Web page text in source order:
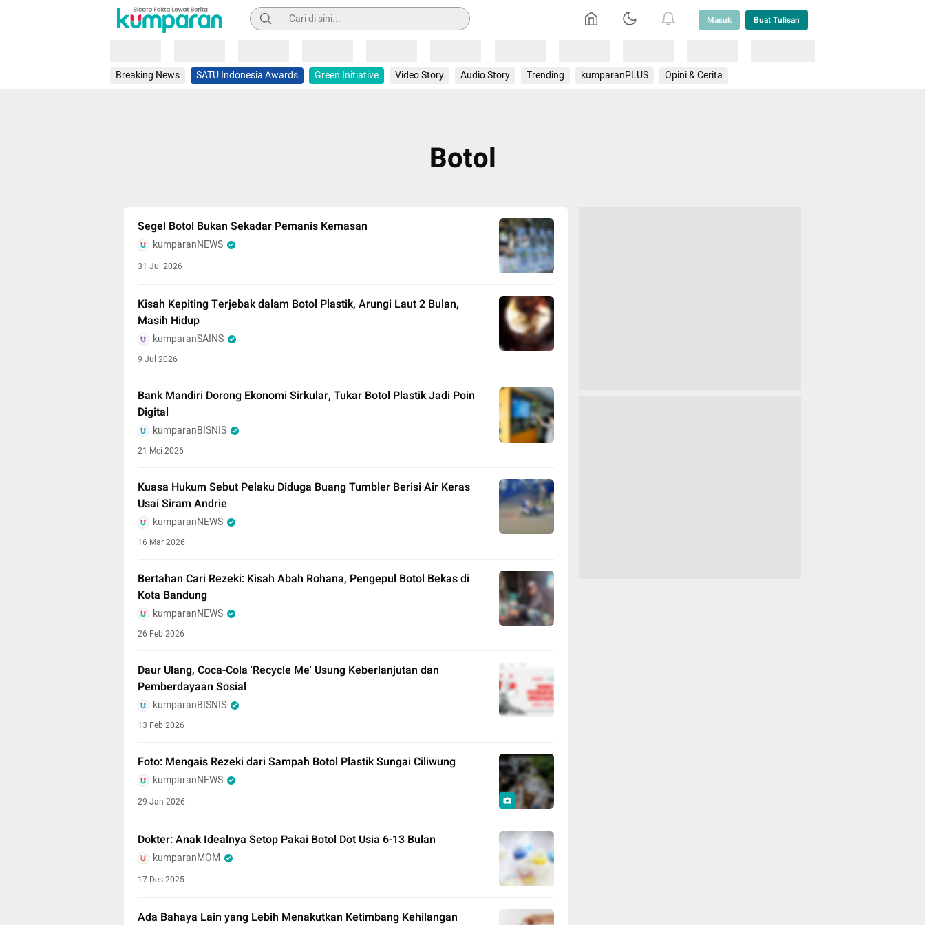
Pencarian Masuk Buat Tulisan
Breaking News SATU Indonesia Awards Green Initiative Video Story Audio Story Trending kumparanPLUS Opini & Cerita
Botol
Segel Botol Bukan Sekadar Pemanis Kemasan
kumparanNEWS
31 Jul 2026
Kisah Kepiting Terjebak dalam Botol Plastik, Arungi Laut 2 Bulan,
Masih Hidup
kumparanSAINS
9 Jul 2026
Bank Mandiri Dorong Ekonomi Sirkular, Tukar Botol Plastik Jadi Poin
Digital
kumparanBISNIS
21 Mei 2026
Kuasa Hukum Sebut Pelaku Diduga Buang Tumbler Berisi Air Keras
Usai Siram Andrie
kumparanNEWS
16 Mar 2026
Bertahan Cari Rezeki: Kisah Abah Rohana, Pengepul Botol Bekas di
Kota Bandung
kumparanNEWS
26 Feb 2026
Daur Ulang, Coca-Cola 'Recycle Me' Usung Keberlanjutan dan
Pemberdayaan Sosial
kumparanBISNIS
13 Feb 2026
Foto: Mengais Rezeki dari Sampah Botol Plastik Sungai Ciliwung
kumparanNEWS
29 Jan 2026
Dokter: Anak Idealnya Setop Pakai Botol Dot Usia 6-13 Bulan
kumparanMOM
17 Des 2025
Ada Bahaya Lain yang Lebih Menakutkan Ketimbang Kehilangan